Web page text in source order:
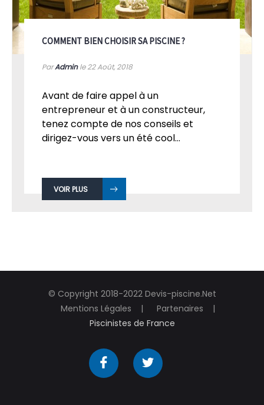
COMMENT BIEN CHOISIR SA PISCINE ?
ParAdminle 22Août, 2018
Avant de faire appel à un
entrepreneur et à un constructeur,
tenez compte de nos conseils et
dirigez-vous vers un été cool...
VOIR PLUS
© Copyright 2018-2022 Devis-piscine.Net
Mentions Légales
Partenaires
Piscinistes de France